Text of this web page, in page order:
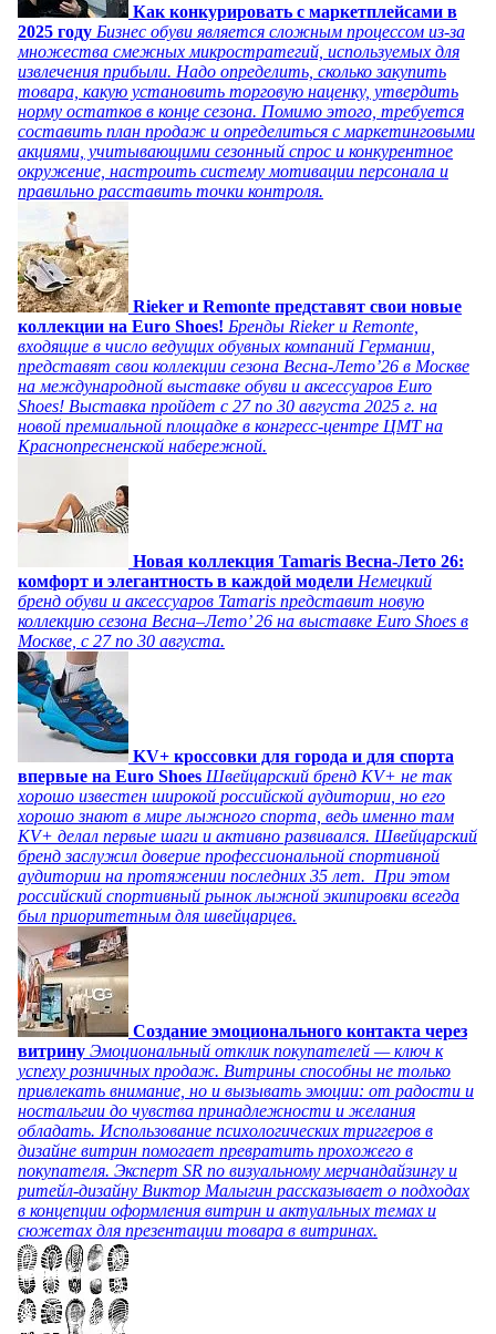
Как конкурировать с маркетплейсами в
2025 году Бизнес обуви является сложным процессом из-за
множества смежных микростратегий, используемых для
извлечения прибыли. Надо определить, сколько закупить
товара, какую установить торговую наценку, утвердить
норму остатков в конце сезона. Помимо этого, требуется
составить план продаж и определиться с маркетинговыми
акциями, учитывающими сезонный спрос и конкурентное
окружение, настроить систему мотивации персонала и
правильно расставить точки контроля.
Rieker и Remonte представят свои новые
коллекции на Euro Shoes! Бренды Rieker и Remonte,
входящие в число ведущих обувных компаний Германии,
представят свои коллекции сезона Весна-Лето’26 в Москве
на международной выставке обуви и аксессуаров Euro
Shoes! Выставка пройдет c 27 по 30 августа 2025 г. на
новой премиальной площадке в конгресс-центре ЦМТ на
Краснопресненской набережной.
Новая коллекция Tamaris Весна-Лето 26:
комфорт и элегантность в каждой модели Немецкий
бренд обуви и аксессуаров Tamaris представит новую
коллекцию сезона Весна–Лето’ 26 на выставке Euro Shoes в
Москве, с 27 по 30 августа.
KV+ кроссовки для города и для спорта
впервые на Euro Shoes Швейцарский бренд KV+ не так
хорошо известен широкой российской аудитории, но его
хорошо знают в мире лыжного спорта, ведь именно там
KV+ делал первые шаги и активно развивался. Швейцарский
бренд заслужил доверие профессиональной спортивной
аудитории на протяжении последних 35 лет. При этом
российский спортивный рынок лыжной экипировки всегда
был приоритетным для швейцарцев.
Создание эмоционального контакта через
витрину Эмоциональный отклик покупателей — ключ к
успеху розничных продаж. Витрины способны не только
привлекать внимание, но и вызывать эмоции: от радости и
ностальгии до чувства принадлежности и желания
обладать. Использование психологических триггеров в
дизайне витрин помогает превратить прохожего в
покупателя. Эксперт SR по визуальному мерчандайзингу и
ритейл-дизайну Виктор Малыгин рассказывает о подходах
в концепции оформления витрин и актуальных темах и
сюжетах для презентации товара в витринах.